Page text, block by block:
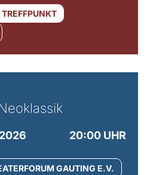
TREFFPUNKT
20:00 UHR
GAUTING E.V.